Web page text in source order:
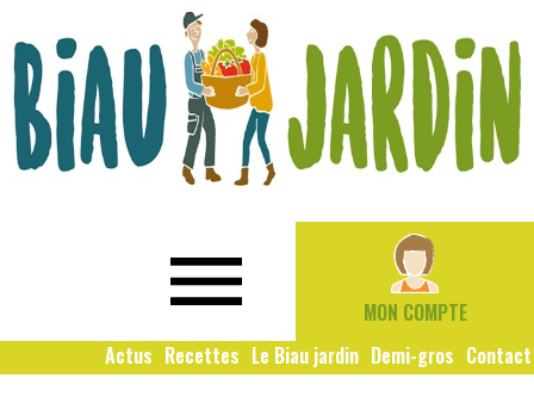
MON COMPTE
Actus Recettes Le Biau jardin Demi-gros Contact